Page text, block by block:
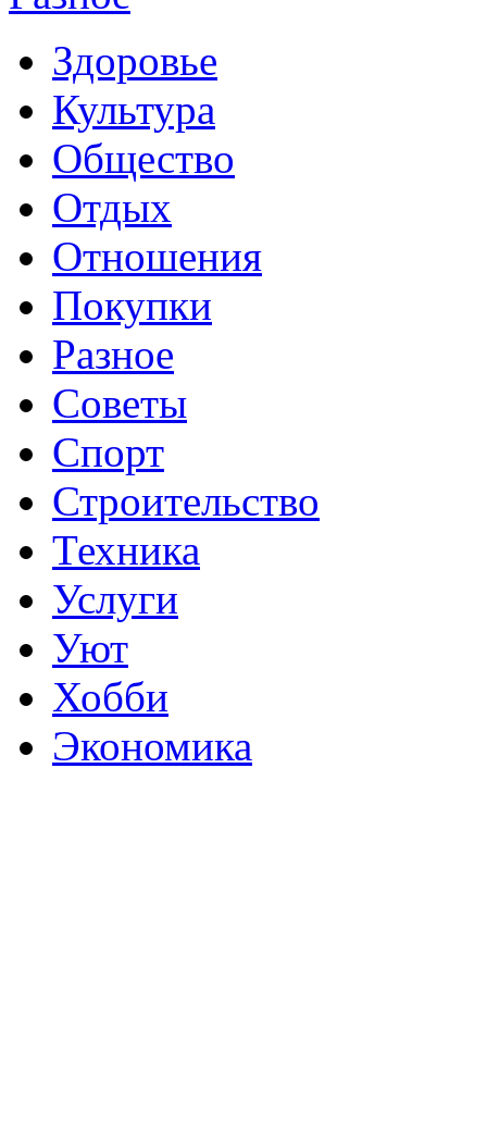
Здоровье
Культура
Общество
Отдых
Отношения
Покупки
Разное
Советы
Спорт
Строительство
Техника
Услуги
Уют
Хобби
Экономика